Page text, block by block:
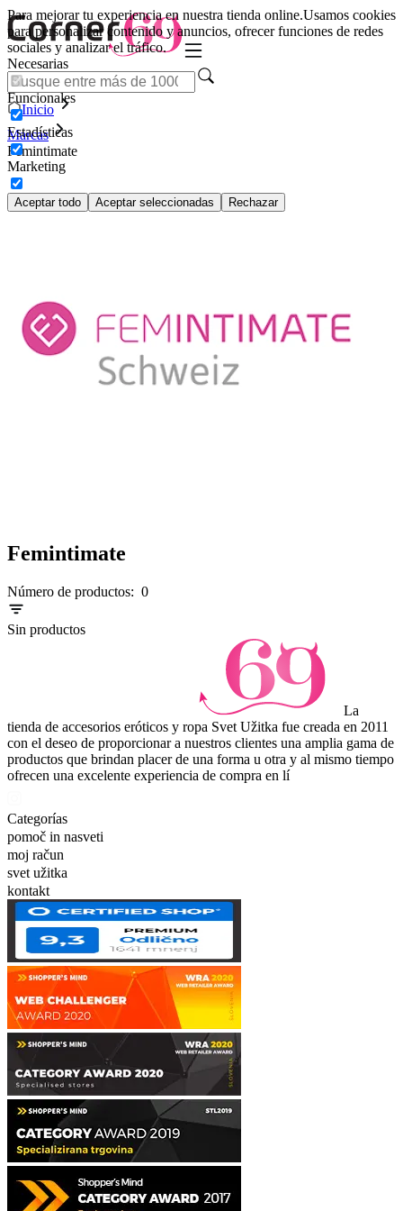
Para mejorar tu experiencia en nuestra tienda online.Usamos cookies
para personalizar contenido y anuncios, ofrecer funciones de redes
sociales y analizar el tráfico.
Necesarias
Funcionales
Estadísticas
Marketing
Aceptar todo Aceptar seleccionadas Rechazar
Inicio
Marcas
Femintimate
Femintimate
Número de productos: 0
Sin productos
La
tienda de accesorios eróticos y ropa Svet Užitka fue creada en 2011
con el deseo de proporcionar a nuestros clientes una amplia gama de
productos que brindan placer de una forma u otra y al mismo tiempo
ofrecen una excelente experiencia de compra en lí
Categorías
pomoč in nasveti
moj račun
svet užitka
kontakt